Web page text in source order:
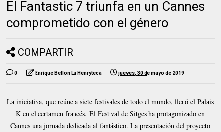
El Fantastic 7 triunfa en un Cannes
comprometido con el género
COMPARTIR:
0 Enrique Bellon La Henryteca jueves, 30 de mayo de 2019
La iniciativa, que reúne a siete festivales de todo el mundo, llenó el Palais
K en el certamen francés.El Festival de Sitges ha protagonizado en
Cannes una jornada dedicada al fantástico. La presentación del proyecto